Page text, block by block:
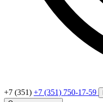
+7 (351) +7 (351) 750-17-59